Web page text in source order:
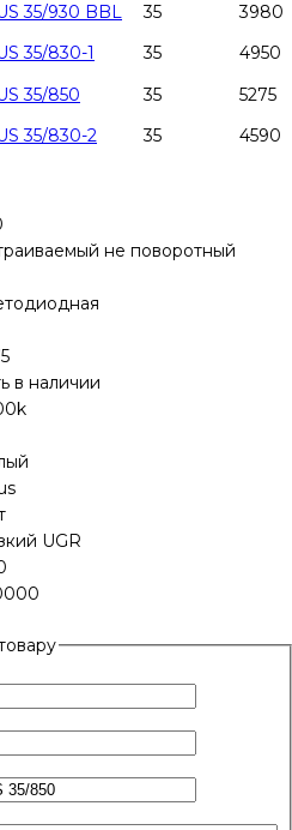
35/930 BBL
35
3980
35/830-1
35
4950
35/850
35
5275
35/830-2
35
4590
не поворотный
в наличии
UGR